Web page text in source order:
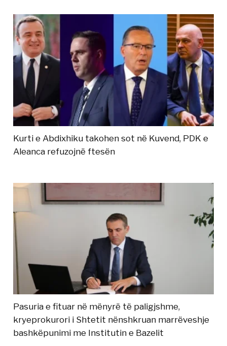
Kurti e Abdixhiku takohen sot në Kuvend, PDK e
Aleanca refuzojnë ftesën
Pasuria e fituar në mënyrë të paligjshme,
kryeprokurori i Shtetit nënshkruan marrëveshje
bashkëpunimi me Institutin e Bazelit